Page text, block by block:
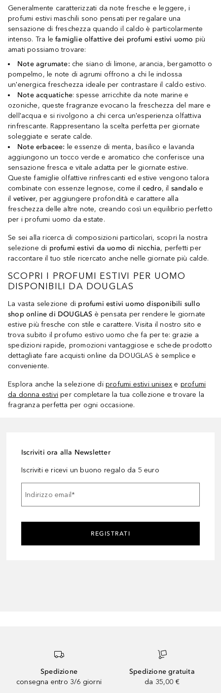
Generalmente caratterizzati da note fresche e leggere, i
profumi estivi maschili sono pensati per regalare una
sensazione di freschezza quando il caldo è particolarmente
intenso. Tra lefamiglie olfattive dei profumi estivi uomo più
amati possiamo trovare:
Note agrumate: che siano di limone, arancia, bergamotto o
pompelmo, le note di agrumi offrono a chi le indossa
un'energica freschezza ideale per contrastare il caldo estivo.
Note acquatiche: spesse arricchite da note marine e
ozoniche, queste fragranze evocano la freschezza del mare e
dell'acqua e si rivolgono a chi cerca un'esperienza olfattiva
rinfrescante. Rappresentano la scelta perfetta per giornate
soleggiate e serate calde.
Note erbacee: le essenze di menta, basilico e lavanda
aggiungono un tocco verde e aromatico che conferisce una
sensazione fresca e vitale adatta per le giornate estive.
Queste famiglie olfattive rinfrescanti ed estive vengono talora
combinate con essenze legnose, come il cedro, il sandalo e
il vetiver, per aggiungere profondità e carattere alla
freschezza delle altre note, creando così un equilibrio perfetto
per i profumi uomo da estate.
Se sei alla ricerca di composizioni particolari, scopri la nostra
selezione di profumi estivi da uomo di nicchia, perfetti per
raccontare il tuo stile ricercato anche nelle giornate più calde.
SCOPRI I PROFUMI ESTIVI PER UOMO
DISPONIBILI DA DOUGLAS
La vasta selezione di profumi estivi uomo disponibili sullo
shop online di DOUGLAS è pensata per rendere le giornate
estive più fresche con stile e carattere. Visita il nostro sito e
trova subito il profumo estivo uomo che fa per te: grazie a
spedizioni rapide, promozioni vantaggiose e schede prodotto
dettagliate fare acquisti online da DOUGLAS è semplice e
conveniente.
Esplora anche la selezione di profumi estivi unisex e profumi
da donna estivi per completare la tua collezione e trovare la
fragranza perfetta per ogni occasione.
Iscriviti ora alla Newsletter
Iscriviti e ricevi un buono regalo da 5 euro
Indirizzo email *
REGISTRATI
Spedizione
consegna entro 3/6 giorni
Spedizione gratuita
da 35,00 €